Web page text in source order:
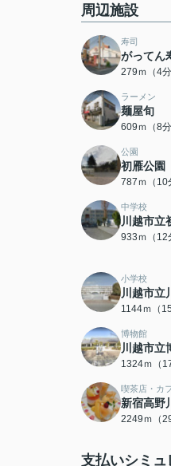
周辺施設
寿司
がってん
279ｍ（4分
ラーメン
麺屋旬
609ｍ（8分
公園
初雁公園
787ｍ（10
中学校
川越市立
933ｍ（12
小学校
川越市立
1144ｍ（15
博物館
川越市立
1324ｍ（
喫茶店・カ
新宿高野
2249ｍ（29
支払いシミ